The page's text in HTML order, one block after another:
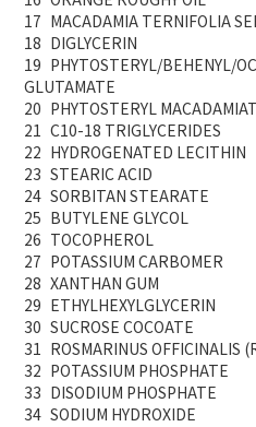
17 MACADAMIA TERNIFOLIA
18 DIGLYCERIN
19 PHYTOSTERYL/BEHENYL/
GLUTAMATE
20 PHYTOSTERYL
21 C10-18 TRIGLYCERIDES
22 HYDROGENATED LECITHIN
23 STEARIC ACID
24 SORBITAN STEARATE
25 BUTYLENE GLYCOL
26 TOCOPHEROL
27 POTASSIUM CARBOMER
28 XANTHAN GUM
29 ETHYLHEXYLGLYCERIN
30 SUCROSE COCOATE
31 ROSMARINUS OFFICINALIS
32 POTASSIUM PHOSPHATE
33 DISODIUM PHOSPHATE
34 SODIUM HYDROXIDE